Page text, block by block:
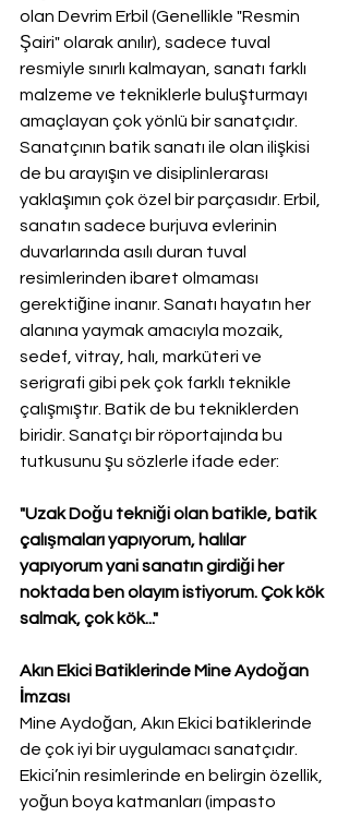
olan Devrim Erbil (Genellikle "Resmin
Şairi" olarak anılır), sadece tuval
resmiyle sınırlı kalmayan, sanatı farklı
malzeme ve tekniklerle buluşturmayı
amaçlayan çok yönlü bir sanatçıdır.
Sanatçının batik sanatı ile olan ilişkisi
de bu arayışın ve disiplinlerarası
yaklaşımın çok özel bir parçasıdır. Erbil,
sanatın sadece burjuva evlerinin
duvarlarında asılı duran tuval
resimlerinden ibaret olmaması
gerektiğine inanır. Sanatı hayatın her
alanına yaymak amacıyla mozaik,
sedef, vitray, halı, marküteri ve
serigrafi gibi pek çok farklı teknikle
çalışmıştır. Batik de bu tekniklerden
biridir. Sanatçı bir röportajında bu
tutkusunu şu sözlerle ifade eder:
"Uzak Doğu tekniği olan batikle, batik
çalışmaları yapıyorum, halılar
yapıyorum yani sanatın girdiği her
noktada ben olayım istiyorum. Çok kök
salmak, çok kök..."
Akın Ekici Batiklerinde Mine Aydoğan
İmzası
Mine Aydoğan, Akın Ekici batiklerinde
de çok iyi bir uygulamacı sanatçıdır.
Ekici’nin resimlerinde en belirgin özellik,
yoğun boya katmanları (impasto